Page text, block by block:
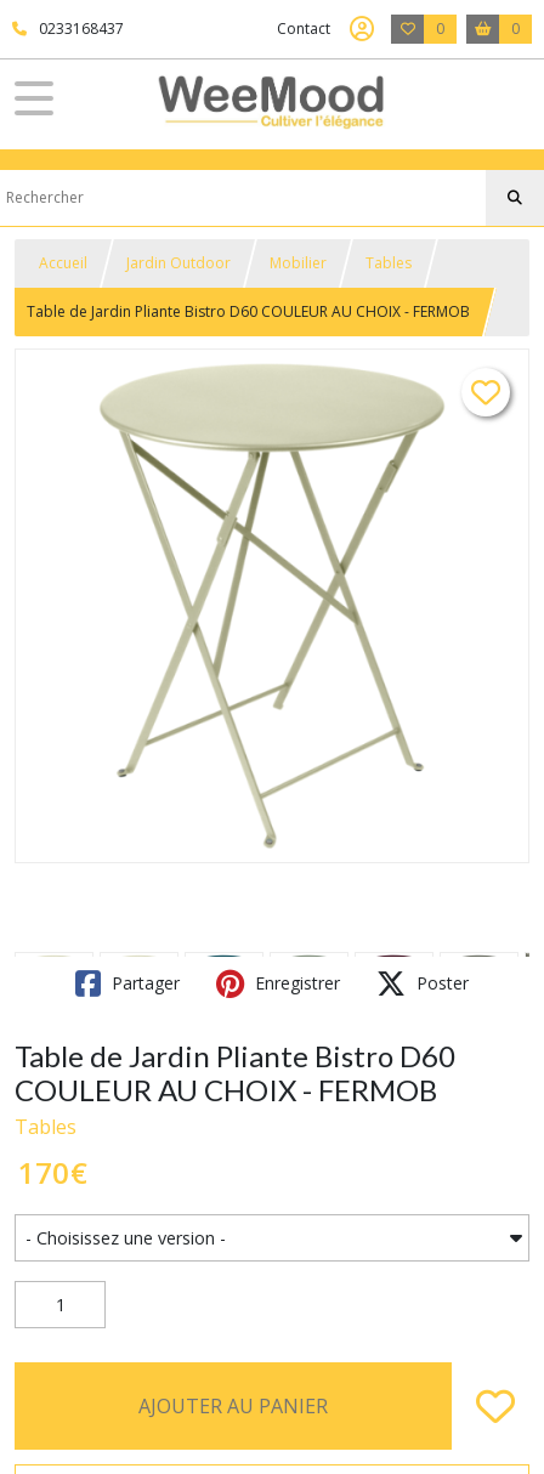
0233168437 Contact 0 0
Accueil Jardin Outdoor Mobilier Tables
Table de Jardin Pliante Bistro D60 COULEUR AU CHOIX - FERMOB
Partager Enregistrer Poster
Table de Jardin Pliante Bistro D60
COULEUR AU CHOIX - FERMOB
Tables
170€
AJOUTER AU PANIER